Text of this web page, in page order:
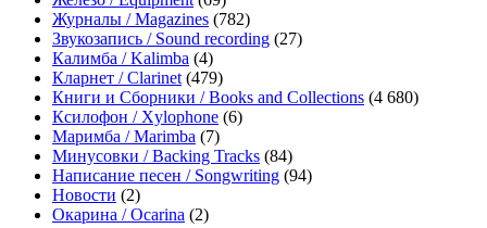
Журналы / Magazines (782)
Звукозапись / Sound recording (27)
Калимба / Kalimba (4)
Кларнет / Clarinet (479)
Книги и Сборники / Books and Collections (4 680)
Ксилофон / Xylophone (6)
Маримба / Marimba (7)
Минусовки / Backing Tracks (84)
Написание песен / Songwriting (94)
Новости (2)
Окарина / Ocarina (2)